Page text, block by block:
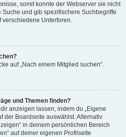
somit konnte der Webserver sie nicht
und gib spezifischere Suchbegriffe
Unterforen.
auf „Nach einem Mitglied suchen“.
und Themen finden?
anzeigen lassen, indem du „Eigene
der Boardseite auswählst. Alternativ
in deinem persönlichen Bereich
auf deiner eigenen Profilseite